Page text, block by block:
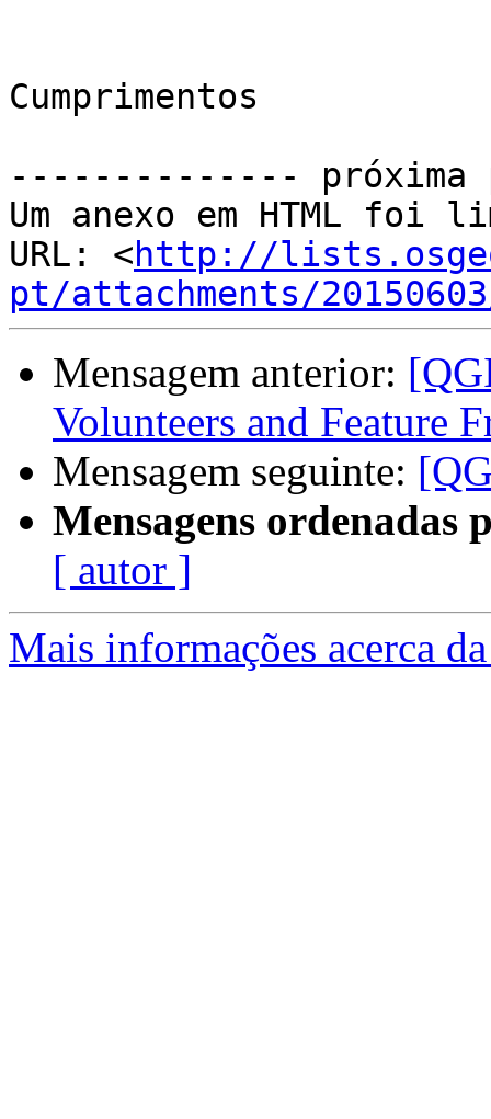
Cumprimentos
--------------
Um anexo em HTML foi
URL: <http://
pt/attachments/
Mensagem anterior:
Volunteers and Feature
Mensagem seguinte:
Mensagens ordenadas
[ autor ]
Mais informações acerca